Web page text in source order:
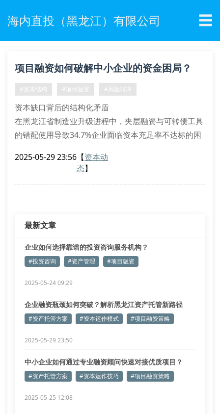
海内直投（黑龙江）有限公司 ☰
项目融资如何破解中小企业的资金困局？
#资本结构 #项目融资 #风险对冲
资本缺口背后的结构化矛盾
在黑龙江省制造业升级进程中，夹层融资与可转债工具
的错配使用导致34.7%企业面临资本充足率不达标的困
显示，企业权益乘数超过5.6时将触发流动性悬崖效
2025-05-29 23:56 【资本动
态】
最新文章
企业如何选择靠谱的投资咨询服务机构？
#投资咨询 #资产管理 #项目融资
2025-05-24 09:29
企业融资瓶颈如何突破？解析黑龙江资产托管新路径
#资产托管方案 #资本运作模式 #项目融资策略
2025-05-29 23:50
中小企业如何通过专业融资顾问快速对接优质项目？
#资产托管方案 #资本运作技巧 #项目融资策略
2025-05-25 12:08